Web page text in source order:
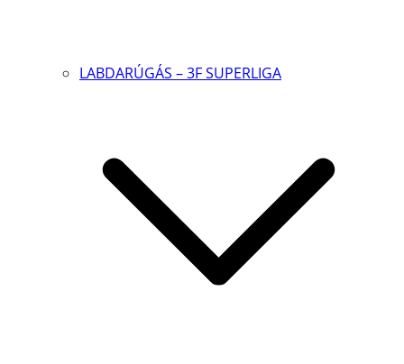
LABDARÚGÁS – 3F SUPERLIGA